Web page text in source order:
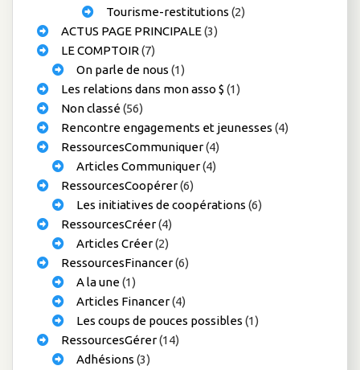
Tourisme-restitutions (2)
ACTUS PAGE PRINCIPALE(3)
LE COMPTOIR (7)
On parle de nous (1)
Les relations dans mon asso $ (1)
Non classé(56)
Rencontre engagements et jeunesses (4)
RessourcesCommuniquer(4)
Articles Communiquer(4)
RessourcesCoopérer(6)
Les initiatives de coopérations (6)
RessourcesCréer(4)
Articles Créer(2)
RessourcesFinancer(6)
A la une(1)
Articles Financer(4)
Les coups de pouces possibles (1)
RessourcesGérer(14)
Adhésions (3)